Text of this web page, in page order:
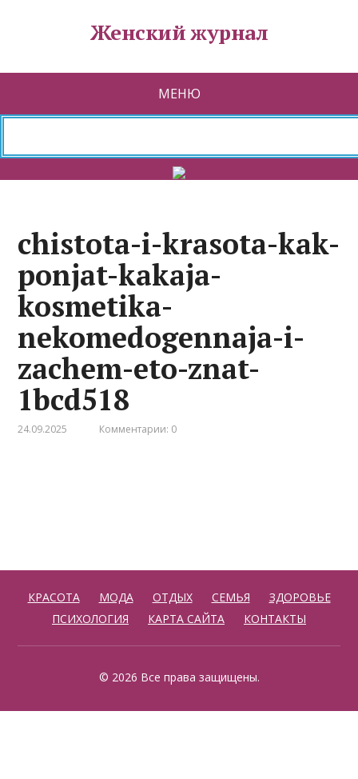
Женский журнал
МЕНЮ
chistota-i-krasota-kak-
ponjat-kakaja-
kosmetika-
nekomedogennaja-i-
zachem-eto-znat-
1bcd518
24.09.2025 Комментарии: 0
КРАСОТА МОДА ОТДЫХ СЕМЬЯ
ЗДОРОВЬЕ
ПСИХОЛОГИЯ
КАРТА САЙТА КОНТАКТЫ
© 2026 Все права защищены.